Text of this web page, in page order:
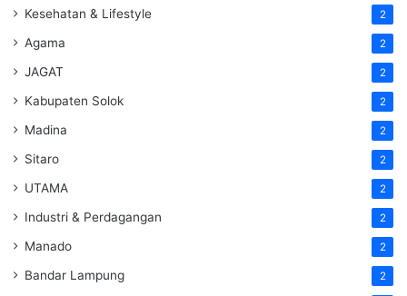
Kesehatan & Lifestyle 2
Agama 2
JAGAT 2
Kabupaten Solok 2
Madina 2
Sitaro 2
UTAMA 2
Industri & Perdagangan 2
Manado 2
Bandar Lampung 2